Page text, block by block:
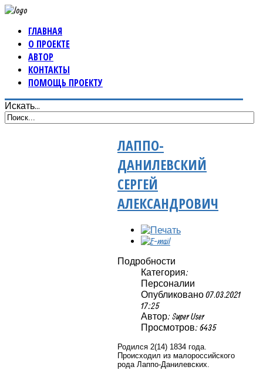
ГЛАВНАЯ
О ПРОЕКТЕ
АВТОР
КОНТАКТЫ
ПОМОЩЬ ПРОЕКТУ
Искать...
ЛАППО-
ДАНИЛЕВСКИЙ
СЕРГЕЙ
АЛЕКСАНДРОВИЧ
Подробности
Категория:
Персоналии
Опубликовано 07.03.2021
17:25
Автор: Super User
Просмотров: 6435
Родился 2(14) 1834 года.
Происходил из малороссийского
рода Лаппо-Данилевских.